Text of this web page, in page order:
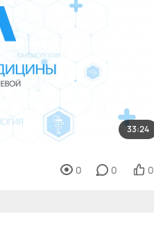
33:24
0 0 0